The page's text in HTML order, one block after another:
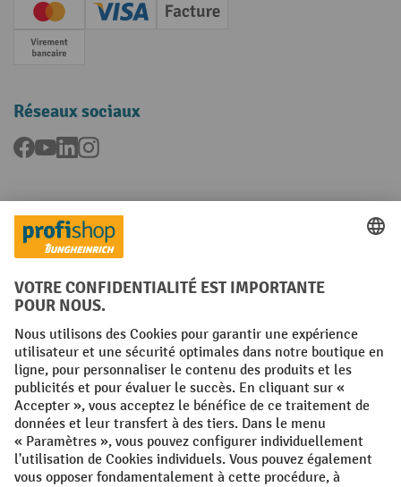
Creditcard (Master)Creditcard (Visa)
Facture
Paiement anticipé
Réseaux sociaux
Facebook
YouTubeLinkedInInstagram
Langues
FR NL
Conditions générales Mentions légales
Protection des Données Politique de cookies
All prices excl. VAT plusshipping costsand possible delivery charges,
if not stated otherwise.
¹ La remise est valable jusqu'à épuisement des stocks. La remise ne
s'applique pas aux prix spéciaux. Il n'est pas possible de le combiner